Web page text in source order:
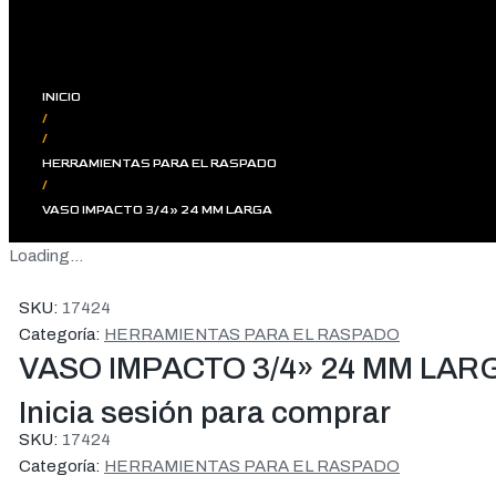
INICIO
/
/
HERRAMIENTAS PARA EL RASPADO
/
VASO IMPACTO 3/4» 24 MM LARGA
Loading...
SKU: 17424
Categoría: HERRAMIENTAS PARA EL RASPADO
VASO IMPACTO 3/4» 24 MM
Inicia sesión para comprar
SKU: 17424
Categoría: HERRAMIENTAS PARA EL RASPADO